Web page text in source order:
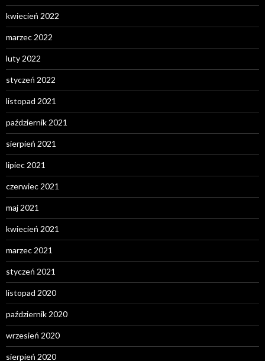
kwiecień 2022
marzec 2022
luty 2022
styczeń 2022
listopad 2021
październik 2021
sierpień 2021
lipiec 2021
czerwiec 2021
maj 2021
kwiecień 2021
marzec 2021
styczeń 2021
listopad 2020
październik 2020
wrzesień 2020
sierpień 2020